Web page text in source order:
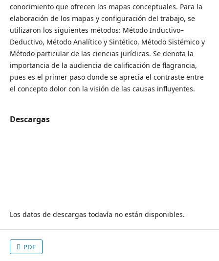
conocimiento que ofrecen los mapas conceptuales. Para la
elaboración de los mapas y configuración del trabajo, se
utilizaron los siguientes métodos: Método Inductivo–
Deductivo, Método Analítico y Sintético, Método Sistémico y
Método particular de las ciencias jurídicas. Se denota la
importancia de la audiencia de calificación de flagrancia,
pues es el primer paso donde se aprecia el contraste entre
el concepto dolor con la visión de las causas influyentes.
Descargas
Los datos de descargas todavía no están disponibles.
PDF